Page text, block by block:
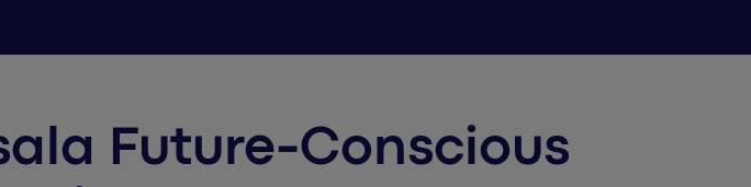
Future-Conscious